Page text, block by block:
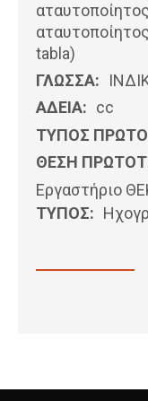
tabla)
ΓΛΩΣΣΑ:
ΑΔΕΙΑ: cc
ΤΥΠΟΣ
ΘΕΣΗ
Εργαστήριο
ΤΥΠΟΣ: